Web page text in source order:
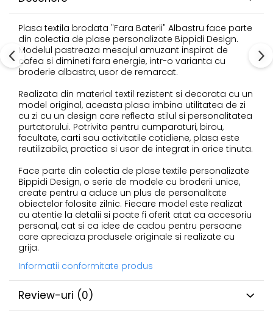
Plasa textila brodata "Fara Baterii" Albastru face parte
din colectia de plase personalizate Bippidi Design.
Modelul pastreaza mesajul amuzant inspirat de
cafea si dimineti fara energie, intr-o varianta cu
broderie albastra, usor de remarcat.
Realizata din material textil rezistent si decorata cu un
model original, aceasta plasa imbina utilitatea de zi
cu zi cu un design care reflecta stilul si personalitatea
purtatorului. Potrivita pentru cumparaturi, birou,
facultate, carti sau activitatile cotidiene, plasa este
reutilizabila, practica si usor de integrat in orice tinuta.
Face parte din colectia de plase textile personalizate
Bippidi Design, o serie de modele cu broderii unice,
create pentru a aduce un plus de personalitate
obiectelor folosite zilnic. Fiecare model este realizat
cu atentie la detalii si poate fi oferit atat ca accesoriu
personal, cat si ca idee de cadou pentru persoane
care apreciaza produsele originale si realizate cu
grija.
Informatii conformitate produs
Review-uri (0)